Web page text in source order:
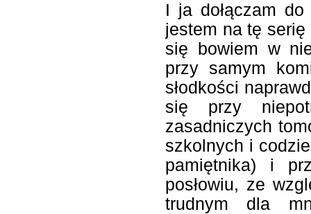
I ja dołączam
jestem na tę serię
się bowiem w
przy samym
słodkości
się przy
zasadniczych
szkolnych i
pamiętnika) i
posłowiu, ze
trudnym dla